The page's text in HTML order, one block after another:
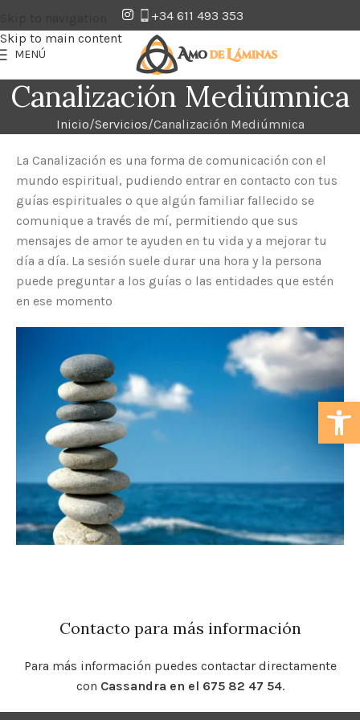
Abrir
Skip to main content
+34 611 493 353
MENÚ
Canalización Mediúmnica
Inicio Servicios Canalización Mediúmnica
La Canalización es una forma de comunicación con el
mundo espiritual, pudiendo entrar en contacto con tus
guías espirituales o que algún familiar fallecido se
comunique a través de mí, permitiendo que sus
mensajes de amor te ayuden en tu vida y a mejorar tu
día a día. La sesión suele durar una hora y la persona
puede preguntar a los guías o las entidades que estén
en ese momento
Contacto para más información
Para más información puedes contactar directamente
con Cassandra en el 675 82 47 54.